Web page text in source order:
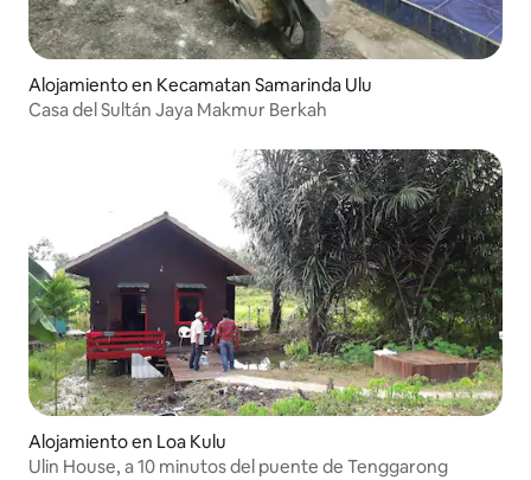
Alojamiento en Kecamatan Samarinda Ulu
Casa del Sultán Jaya Makmur Berkah
Alojamiento en Loa Kulu
Ulin House, a 10 minutos del puente de Tenggarong